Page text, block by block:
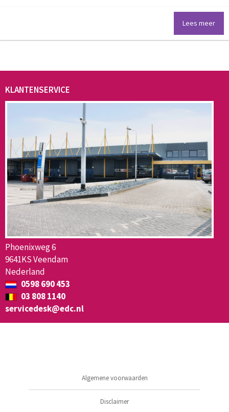
Lees meer
KLANTENSERVICE
Phoenixweg 6
9641KS Veendam
Nederland
0598 690 453
03 808 1140
servicedesk@edc.nl
Algemene voorwaarden
Disclaimer